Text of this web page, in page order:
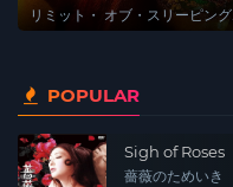
Beauty
リミット・ オブ・スリーピング
POPULAR
Sigh of Roses
薔薇のためいき